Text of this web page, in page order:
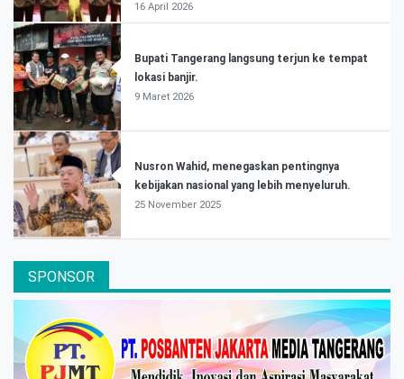
16 April 2026
Bupati Tangerang langsung terjun ke tempat
lokasi banjir.
9 Maret 2026
Nusron Wahid, menegaskan pentingnya
kebijakan nasional yang lebih menyeluruh.
25 November 2025
SPONSOR